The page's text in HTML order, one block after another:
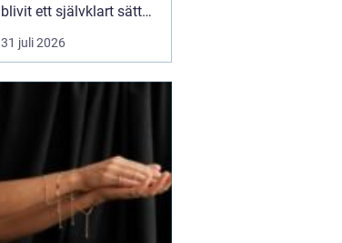
blivit ett självklart sätt
att visa omtanke, fira
stora händelser eller
svårt att formulera i ord.
sekunder, oavsett om
mottagaren befinner sig
på konto...
31 juli 2026